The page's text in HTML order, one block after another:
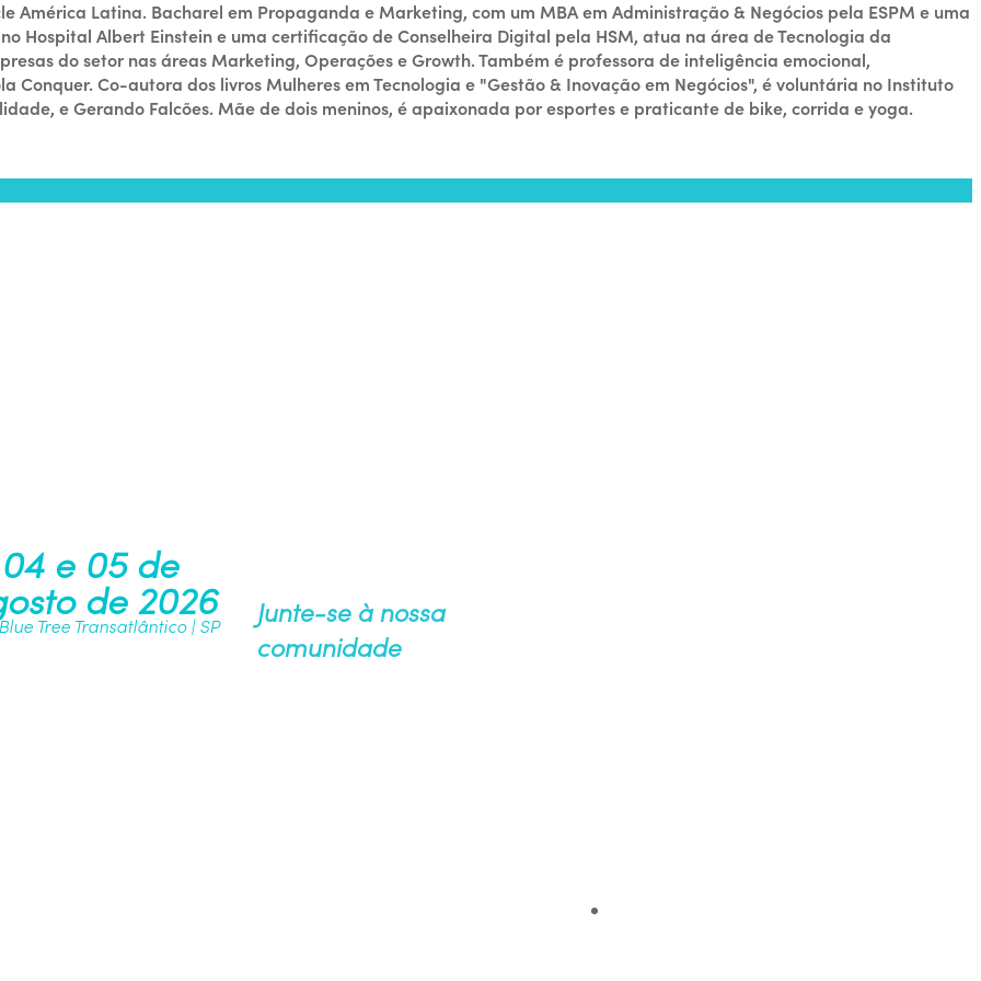
América Latina. Bacharel em Propaganda e Marketing, com um MBA em Administração & Negócios pela ESPM e uma
Hospital Albert Einstein e uma certificação de Conselheira Digital pela HSM, atua na área de Tecnologia da
do setor nas áreas Marketing, Operações e Growth. Também é professora de inteligência emocional,
Co-autora dos livros Mulheres em Tecnologia e "Gestão & Inovação em Negócios", é voluntária no Instituto
e Gerando Falcões. Mãe de dois meninos, é apaixonada por esportes e praticante de bike, corrida e yoga.
04 e 05 de
de 2026
Tree Transatlântico | SP
Junte-se à nossa
comunidade